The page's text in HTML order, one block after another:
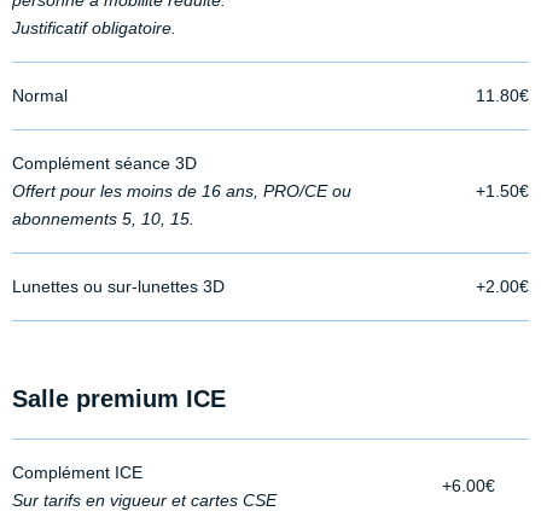
Justificatif obligatoire.
Normal 11.80€
Complément séance 3D
Offert pour les moins de 16 ans, PRO/CE ou
abonnements 5, 10, 15.
+1.50€
Lunettes ou sur-lunettes 3D +2.00€
Salle premium ICE
Complément ICE
Sur tarifs en vigueur et cartes CSE
+6.00€